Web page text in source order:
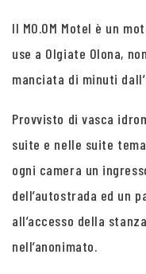
Il MO.OM Motel è un
use a Olgiate Olona,
manciata di minuti
Provvisto di vasca
suite e nelle suite
ogni camera un
dell’autostrada ed un
all’accesso della
nell’anonimato.